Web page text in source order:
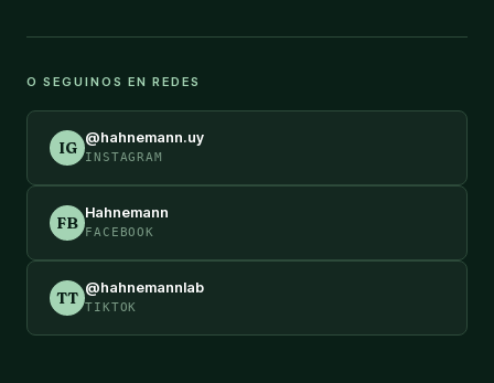
O SEGUINOS EN REDES
IG
@hahnemann.uy
INSTAGRAM
FB
Hahnemann
FACEBOOK
TT
@hahnemannlab
TIKTOK